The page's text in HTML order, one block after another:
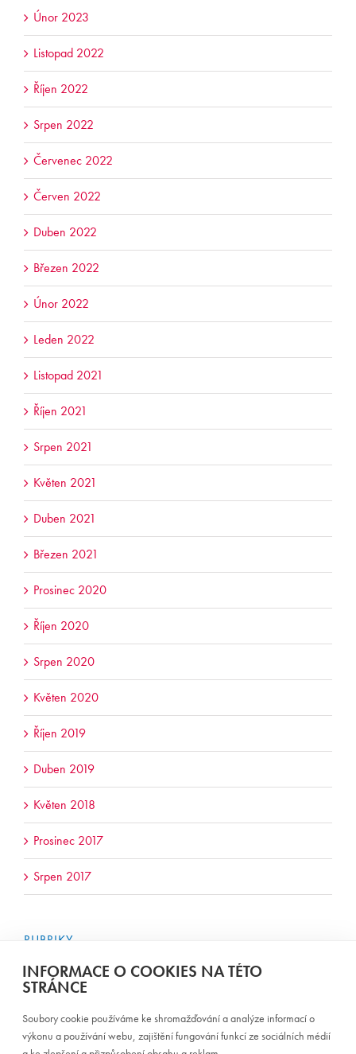
Únor 2023
Listopad 2022
Říjen 2022
Srpen 2022
Červenec 2022
Červen 2022
Duben 2022
Březen 2022
Únor 2022
Leden 2022
Listopad 2021
Říjen 2021
Srpen 2021
Květen 2021
Duben 2021
Březen 2021
Prosinec 2020
Říjen 2020
Srpen 2020
Květen 2020
Říjen 2019
Duben 2019
Květen 2018
Prosinec 2017
Srpen 2017
RUBRIKY
INFORMACE O COOKIES NA TÉTO
STRÁNCE
Soubory cookie používáme ke shromažďování a analýze informací o
výkonu a používání webu, zajištění fungování funkcí ze sociálních médií